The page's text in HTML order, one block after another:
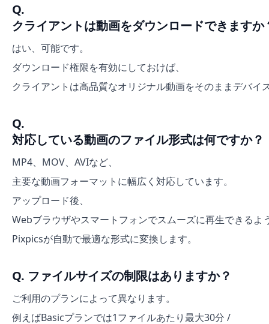
Q.
クライアントは動画をダウンロードできますか
はい、可能です。
ダウンロード権限を有効にしておけば、
クライアントは高品質なオリジナル動画をそのままデバイ
Q.
対応している動画のファイル形式は何ですか？
MP4、MOV、AVIなど、
主要な動画フォーマットに幅広く対応しています。
アップロード後、
Webブラウザやスマートフォンでスムーズに再生できるよ
Pixpicsが自動で最適な形式に変換します。
Q. ファイルサイズの制限はありますか？
ご利用のプランによって異なります。
例えばBasicプランでは1ファイルあたり最大30分 /